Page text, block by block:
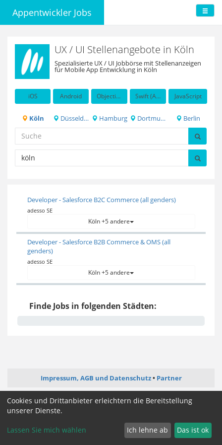
Appentwickler Jobs
UX / UI Stellenangebote in Köln
Spezialisierte UX / UI Jobbörse mit Stellenanzeigen
für Mobile App Entwicklung in Köln
iOS Android Objective-C Swift (Apple programming language) JavaScript
Köln Düsseldorf Hamburg Dortmund Berlin
Developer - Salesforce B2C Commerce (all genders)
adesso SE
Köln +5 andere
Developer - Salesforce B2B Commerce & OMS (all
genders)
adesso SE
Köln +5 andere
Finde Jobs in folgenden Städten:
Impressum, AGB und Datenschutz Partner
Cookie Zustimmung ändern
Cookies und Drittanbieter erleichtern die Bereitstellung
unserer Dienste.
Lassen Sie mich wählen Ich lehne ab Das ist ok